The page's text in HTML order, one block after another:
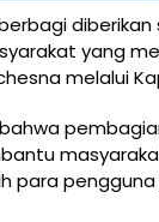
yang
melalui
para